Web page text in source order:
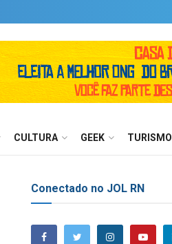
CULTURA GEEK TURISMO
Conectado no JOL RN